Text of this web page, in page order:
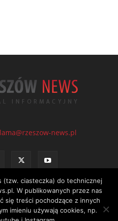
news.pl
Regulamin portalu
(tzw. ciasteczka) do technicznej
W publikowanych przez nas
się treści pochodzące z innych
imieniu używają cookies, np.